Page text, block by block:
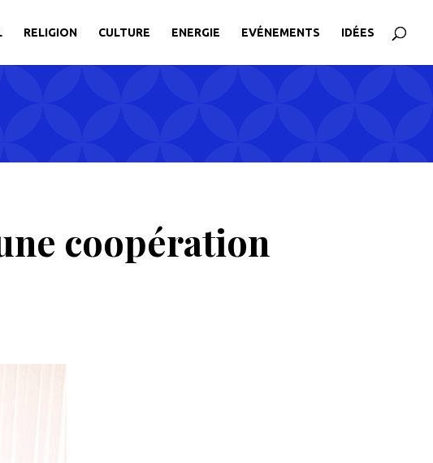
RELIGION CULTURE ENERGIE EVÉNEMENTS IDÉES
coopération